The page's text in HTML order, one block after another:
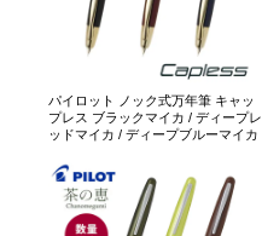
パイロット ノック式万年筆 キャッ
プレス ブラックマイカ / ディープレ
ッドマイカ / ディープブルーマイカ